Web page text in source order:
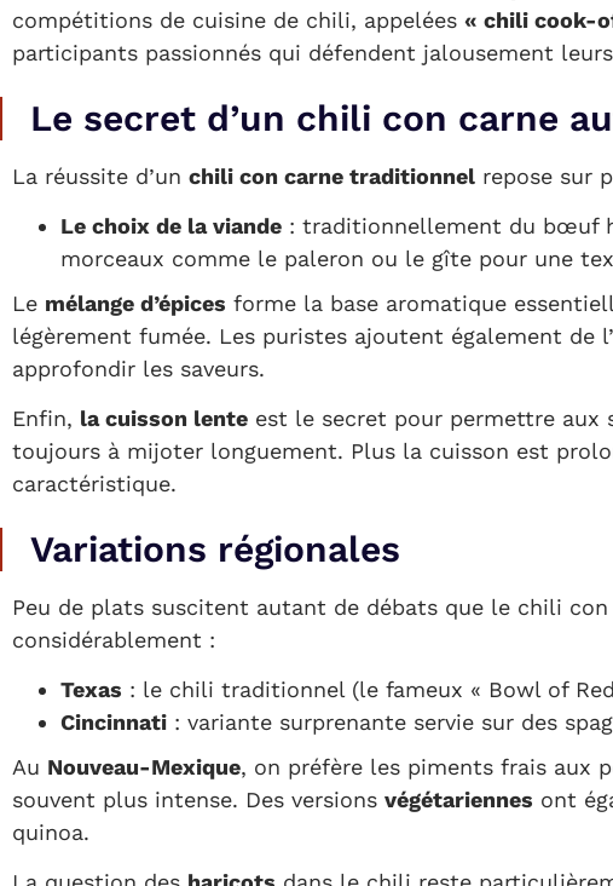
compétitions de cuisine de chili, appelées « chili cook-
participants passionnés qui défendent jalousement
Le secret d’un chili con carne
La réussite d’un chili con carne traditionnel repose sur
Le choix de la viande : traditionnellement du bœuf
morceaux comme le paleron ou le gîte pour une
Le mélange d’épices forme la base aromatique
légèrement fumée. Les puristes ajoutent également
approfondir les saveurs.
Enfin, la cuisson lente est le secret pour permettre aux
toujours à mijoter longuement. Plus la cuisson est
caractéristique.
Variations régionales
Peu de plats suscitent autant de débats que le chili
considérablement :
Texas : le chili traditionnel (le fameux « Bowl of
Cincinnati : variante surprenante servie sur des
Au Nouveau-Mexique, on préfère les piments frais aux
souvent plus intense. Des versions végétariennes ont
quinoa.